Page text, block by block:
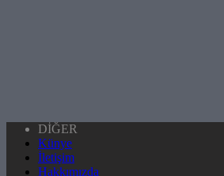
DİĞER
Künye
İletişim
Hakkımızda